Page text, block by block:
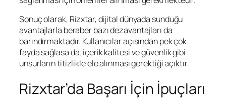
Sonuç olarak, Rizxtar, dijital dünyada sunduğu
avantajlarla beraber bazı dezavantajları da
barındırmaktadır. Kullanıcılar açısından pek çok
fayda sağlasa da, içerik kalitesi ve güvenlik gibi
unsurların titizlikle ele alınması gerektiği açıktır.
Rizxtar’da Başarı İçin İpuçları